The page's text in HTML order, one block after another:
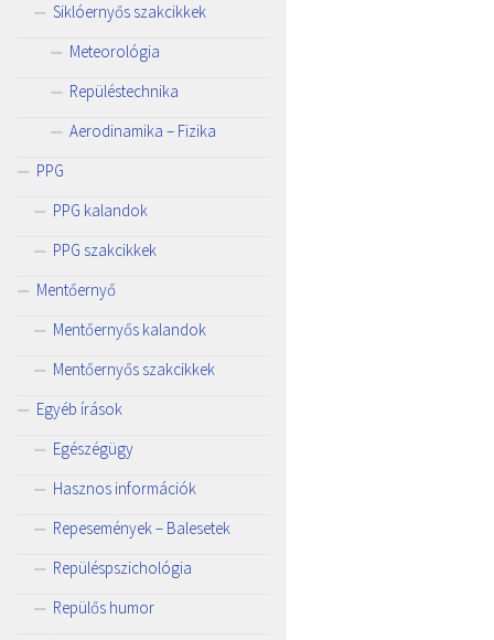
Siklóernyős szakcikkek
Meteorológia
Repüléstechnika
Aerodinamika – Fizika
PPG
PPG kalandok
PPG szakcikkek
Mentőernyő
Mentőernyős kalandok
Mentőernyős szakcikkek
Egyéb írások
Egészégügy
Hasznos információk
Repesemények – Balesetek
Repüléspszichológia
Repülős humor